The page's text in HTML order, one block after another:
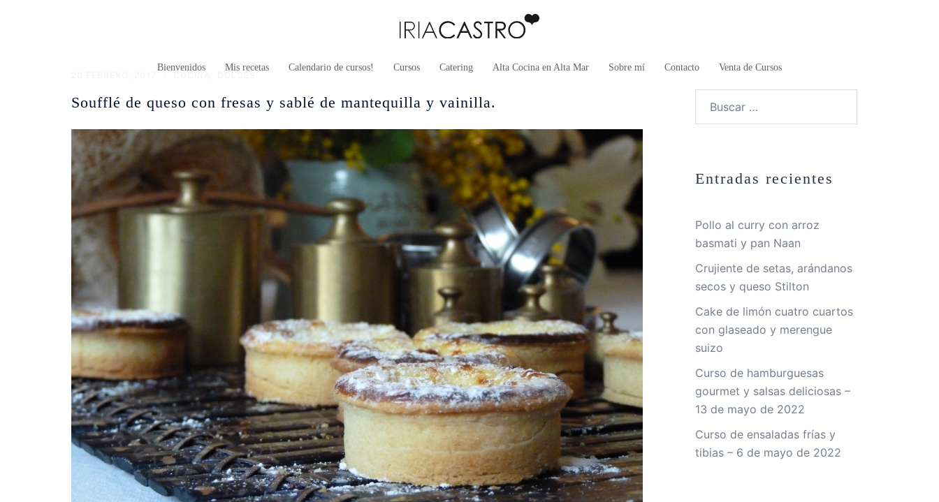
Bienvenidos Mis recetas Calendario de cursos! Cursos Catering Alta Cocina en Alta Mar Sobre mí Contacto Venta de Cursos
Soufflé de queso con fresas y sablé de mantequilla y vainilla.
Entradas recientes
Pollo al curry con arroz
basmati y pan Naan
Crujiente de setas, arándanos
secos y queso Stilton
Cake de limón cuatro cuartos
con glaseado y merengue
suizo
Curso de hamburguesas
gourmet y salsas deliciosas –
13 de mayo de 2022
Curso de ensaladas frías y
tibias – 6 de mayo de 2022